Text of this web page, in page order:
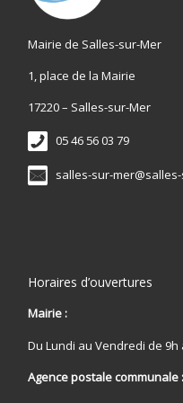
Mairie de Salles-sur-Mer
1, place de la Mairie
17220 – Salles-sur-Mer
05 46 56 03 79
salles-sur-
Horaires d’ouvertures
Mairie :
Du Lundi au Vendredi de 9h
Agence postale communale :